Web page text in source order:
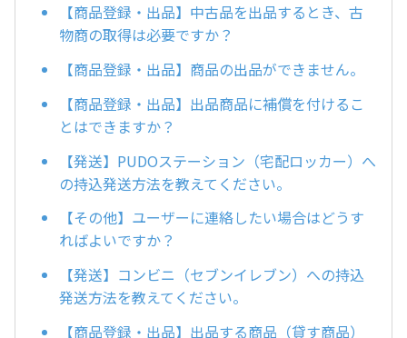
【商品登録・出品】中古品を出品するとき、古
物商の取得は必要ですか？
【商品登録・出品】商品の出品ができません。
【商品登録・出品】出品商品に補償を付けるこ
とはできますか？
【発送】PUDOステーション（宅配ロッカー）へ
の持込発送方法を教えてください。
【その他】ユーザーに連絡したい場合はどうす
ればよいですか？
【発送】コンビニ（セブンイレブン）への持込
発送方法を教えてください。
【商品登録・出品】出品する商品（貸す商品）